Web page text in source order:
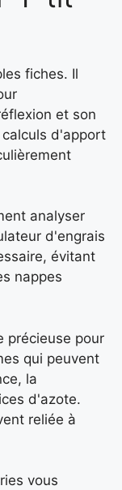
fiches. Il
et son
d'apport
analyser
d'engrais
évitant
nappes
précieuse pour
qui peuvent
la
d'azote.
reliée à
vous